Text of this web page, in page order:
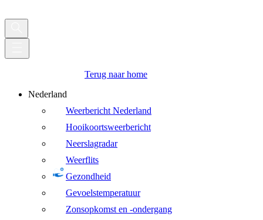
Terug naar home
Nederland
Weerbericht Nederland
Hooikoortsweerbericht
Neerslagradar
Weerflits
Gezondheid
Gevoelstemperatuur
Zonsopkomst en -ondergang